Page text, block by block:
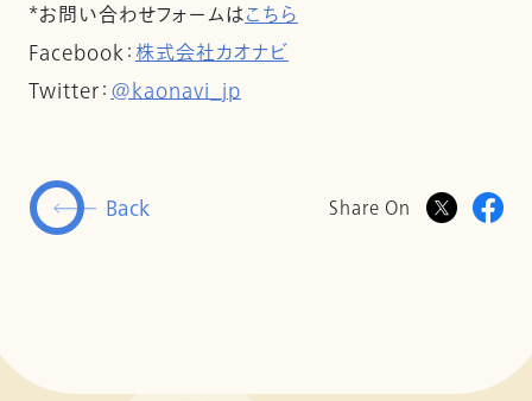
*お問い合わせフォームはこちら
Facebook：株式会社カオナビ
Twitter：@kaonavi_jp
Back Share On